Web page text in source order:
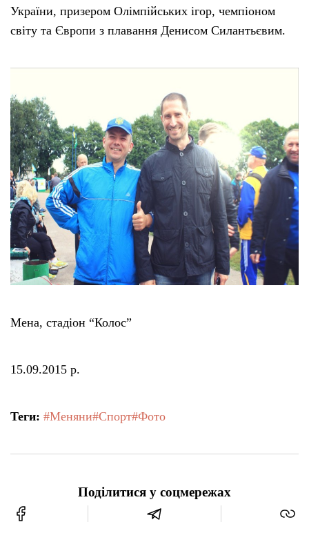
України, призером Олімпійських ігор, чемпіоном
світу та Європи з плавання Денисом Силантьєвим.
Мена, стадіон “Колос”
15.09.2015 р.
Теги: #Меняни#Спорт#Фото
Поділитися у соцмережах